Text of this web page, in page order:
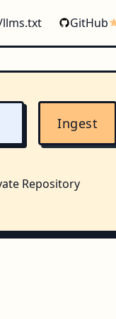
GitHub
Ingest
Repository